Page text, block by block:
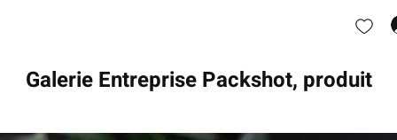
Galerie Entreprise Packshot, produit